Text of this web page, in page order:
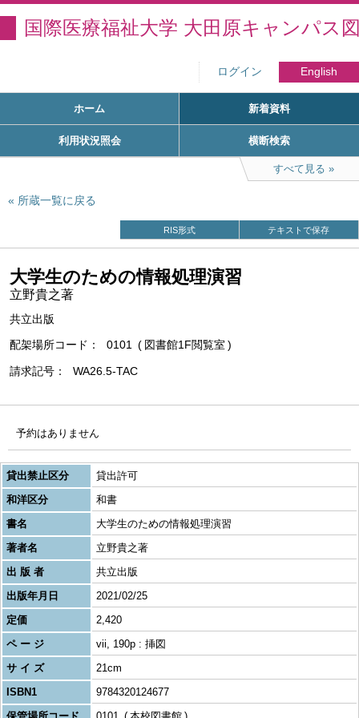
国際医療福祉大学 大田原キャンパス
ログイン English
ホーム 新着資料
利用状況照会 横断検索
すべて見る
所蔵一覧に戻る
RIS形式 テキストで保存
大学生のための情報処理演習
立野貴之著
共立出版
配架場所コード
0101 図書館1F閲覧室
請求記号 WA26.5-TAC
予約はありません
貸出禁止区分
貸出許可
和洋区分
和書
書名
大学生のための情報処理演習
著者名
立野貴之著
出 版 者
共立出版
出版年月日
2021/02/25
定価
2,420
ペ ー ジ
vii, 190p : 挿図
サ イ ズ
21cm
ISBN1
9784320124677